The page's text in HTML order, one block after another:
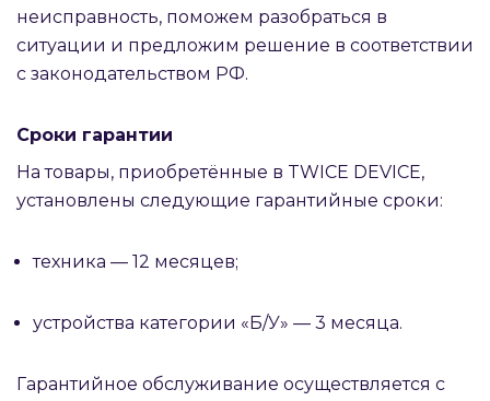
неисправность, поможем разобраться в
ситуации и предложим решение в соответствии
с законодательством РФ.
Сроки гарантии
На товары, приобретённые в TWICE DEVICE,
установлены следующие гарантийные сроки:
техника — 12 месяцев;
устройства категории «Б/У» — 3 месяца.
Гарантийное обслуживание осуществляется с